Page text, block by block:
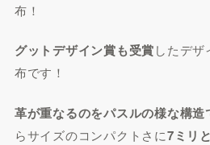
布！
グットデザイン賞も受賞したデ
布です！
革が重なるのをパスルの様な構造
らサイズのコンパクトさに7ミリ